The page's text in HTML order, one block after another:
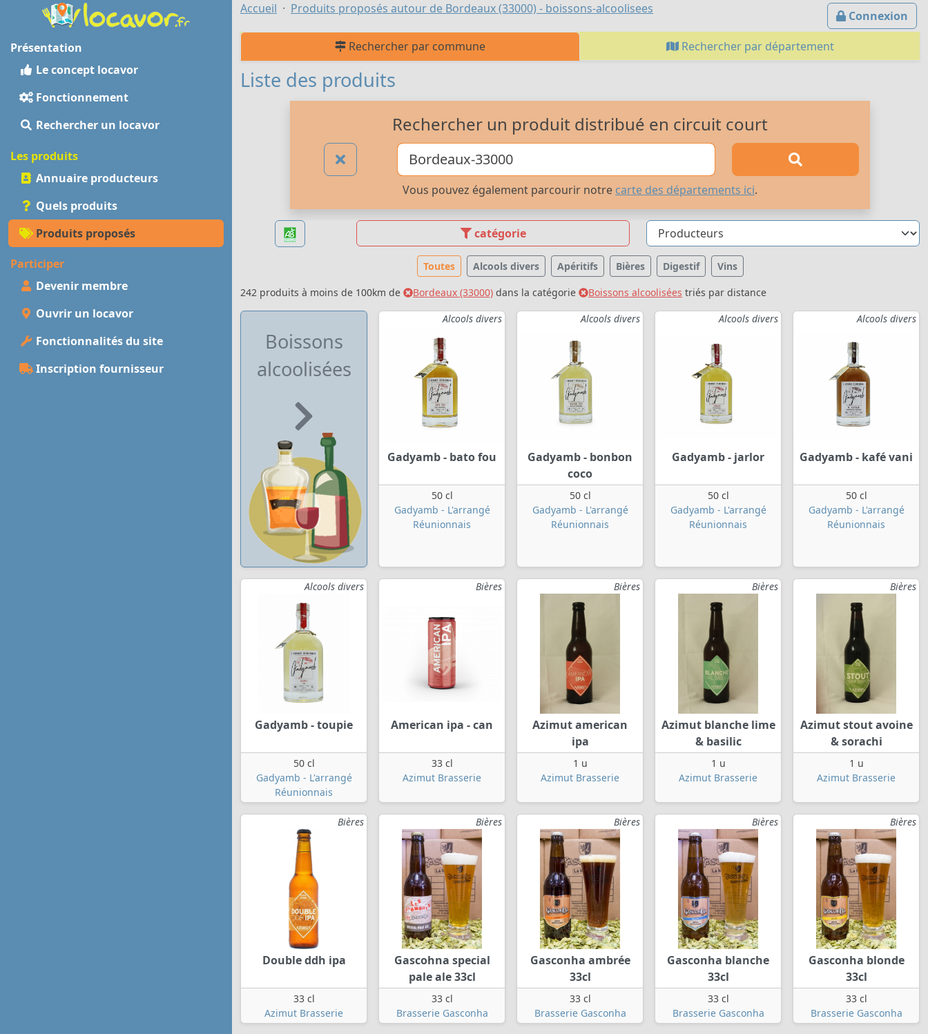
Présentation
Le concept locavor
Fonctionnement
Rechercher un locavor
Les produits
Annuaire producteurs
Quels produits
Produits proposés
Participer
Devenir membre
Ouvrir un locavor
Fonctionnalités du site
Inscription fournisseur
Connexion
Accueil Produits proposés autour de Bordeaux (33000) - boissons-alcoolisees
Rechercher par commune Rechercher par département
Liste des produits
Rechercher un produit distribué en circuit court
Vous pouvez également parcourir notre carte des départements ici.
catégorie
Toutes Alcools divers Apéritifs Bières Digestif
Vins
242 produits à moins de 100km de
Bordeaux (33000) dans la catégorie Boissons alcoolisées triés par distance
Boissons
alcoolisées
Alcools divers
Gadyamb - bato fou
50 cl
Gadyamb - L'arrangé
Réunionnais
Alcools divers
Gadyamb - bonbon
coco
50 cl
Gadyamb - L'arrangé
Réunionnais
Alcools divers
Gadyamb - jarlor
50 cl
Gadyamb - L'arrangé
Réunionnais
Alcools divers
Gadyamb - kafé vani
50 cl
Gadyamb - L'arrangé
Réunionnais
Alcools divers
Gadyamb - toupie
50 cl
Gadyamb - L'arrangé
Réunionnais
Bières
American ipa - can
33 cl
Azimut Brasserie
Bières
Azimut american
ipa
1 u
Azimut Brasserie
Bières
Azimut blanche lime
& basilic
1 u
Azimut Brasserie
Bières
Azimut stout avoine
& sorachi
1 u
Azimut Brasserie
Bières
Double ddh ipa
33 cl
Azimut Brasserie
Bières
Gascohna special
pale ale 33cl
33 cl
Brasserie Gasconha
Bières
Gasconha ambrée
33cl
33 cl
Brasserie Gasconha
Bières
Gasconha blanche
33cl
33 cl
Brasserie Gasconha
Bières
Gasconha blonde
33cl
33 cl
Brasserie Gasconha